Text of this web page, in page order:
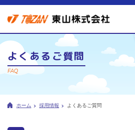
よくあるご質問
FAQ
ホーム 採用情報 よくあるご質問